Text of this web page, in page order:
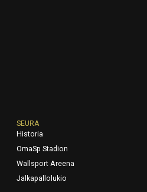
SEURA
Historia
OmaSp Stadion
Wallsport Areena
Jalkapallolukio